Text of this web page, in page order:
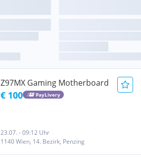
Z97MX Gaming Motherboard
€ 100 PayLivery
23.07. - 09:12 Uhr
1140 Wien, 14. Bezirk, Penzing